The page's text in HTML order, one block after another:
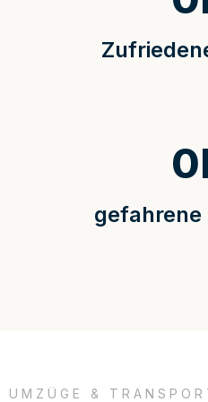
0
UMZÜGE &